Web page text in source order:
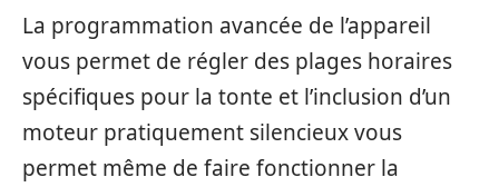
La programmation avancée de l’appareil
vous permet de régler des plages horaires
spécifiques pour la tonte et l’inclusion d’un
moteur pratiquement silencieux vous
permet même de faire fonctionner la